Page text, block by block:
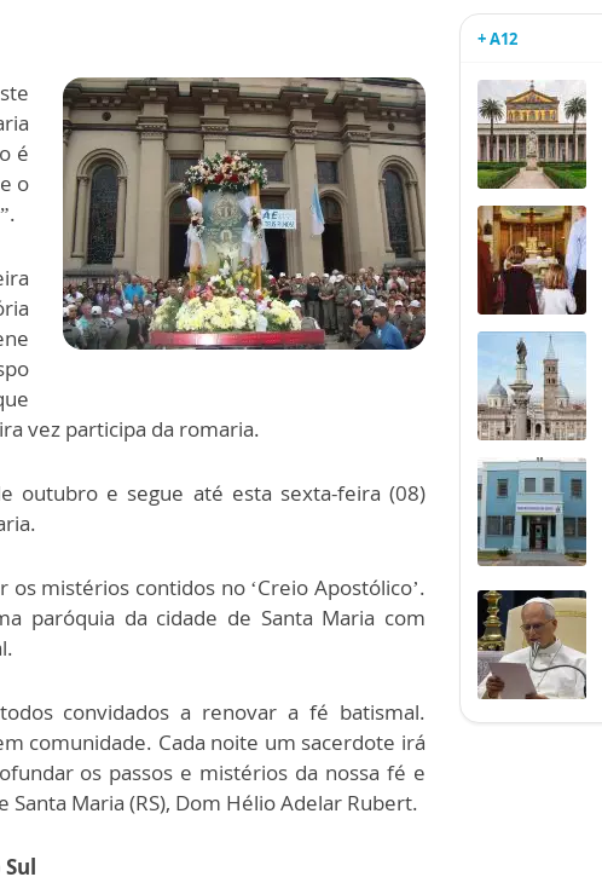
é
o
vez participa da romaria.
outubro e segue até esta sexta-feira (08)
mistérios contidos no ‘Creio Apostólico’.
paróquia da cidade de Santa Maria com
convidados a renovar a fé batismal.
comunidade. Cada noite um sacerdote irá
os passos e mistérios da nossa fé e
Maria (RS), Dom Hélio Adelar Rubert.
+ A12